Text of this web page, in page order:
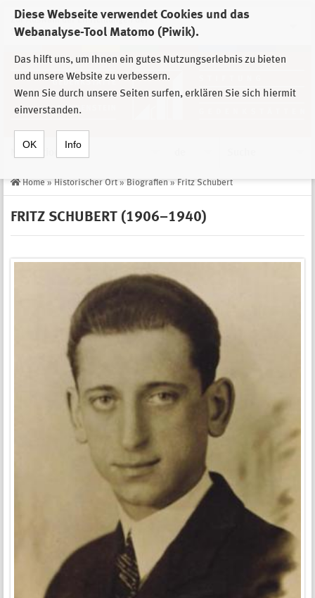
Diese Webseite verwendet Cookies und das
Webanalyse-Tool Matomo (Piwik).
Das hilft uns, um Ihnen ein gutes Nutzungserlebnis zu bieten
und unsere Website zu verbessern.
Wenn Sie durch unsere Seiten surfen, erklären Sie sich hiermit
einverstanden.
OK Info
Zur Auswahl der Einrichtungen der
Stiftung Sächsische Gedenkstätten
Home » Historischer Ort » Biografien » Fritz Schubert
FRITZ SCHUBERT (1906–1940)